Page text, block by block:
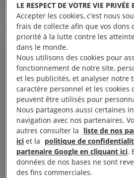
Je ne m’arrêterai
Liban et tous les
auront aboli la
Antoinette Chahine, Ancienne
contre la peine de mort
LE RESPECT DE VOTRE VIE PRIVÉE
Accepter les cookies, c'est nous
frais de collecte afin que vos dons
priorité à la lutte contre les
dans le monde.
Nous utilisons des cookies pour
fonctionnement de notre site,
et les publicités, et analyser notre
caractère personnel et les cookies
peuvent être utilisés pour
Nous partageons aussi certaines
navigation avec nos partenaires.
autres consulter la liste de nos
ici et la politique de
partenaire Google en cliquant ici.
données de nos bases ne sont
des fins commerciales.